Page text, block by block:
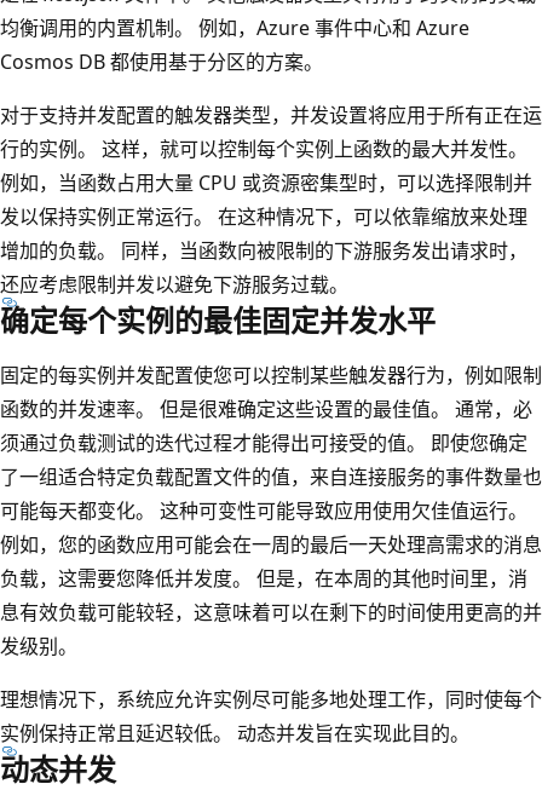
均衡调用的内置机制。 例如，Azure 事件中心和 Azure
Cosmos DB 都使用基于分区的方案。
对于支持并发配置的触发器类型，并发设置将应用于所有正在运
行的实例。 这样，就可以控制每个实例上函数的最大并发性。
例如，当函数占用大量 CPU 或资源密集型时，可以选择限制并
发以保持实例正常运行。 在这种情况下，可以依靠缩放来处理
增加的负载。 同样，当函数向被限制的下游服务发出请求时，
还应考虑限制并发以避免下游服务过载。
确定每个实例的最佳固定并发水平
固定的每实例并发配置使您可以控制某些触发器行为，例如限制
函数的并发速率。 但是很难确定这些设置的最佳值。 通常，必
须通过负载测试的迭代过程才能得出可接受的值。 即使您确定
了一组适合特定负载配置文件的值，来自连接服务的事件数量也
可能每天都变化。 这种可变性可能导致应用使用欠佳值运行。
例如，您的函数应用可能会在一周的最后一天处理高需求的消息
负载，这需要您降低并发度。 但是，在本周的其他时间里，消
息有效负载可能较轻，这意味着可以在剩下的时间使用更高的并
发级别。
理想情况下，系统应允许实例尽可能多地处理工作，同时使每个
实例保持正常且延迟较低。 动态并发旨在实现此目的。
动态并发